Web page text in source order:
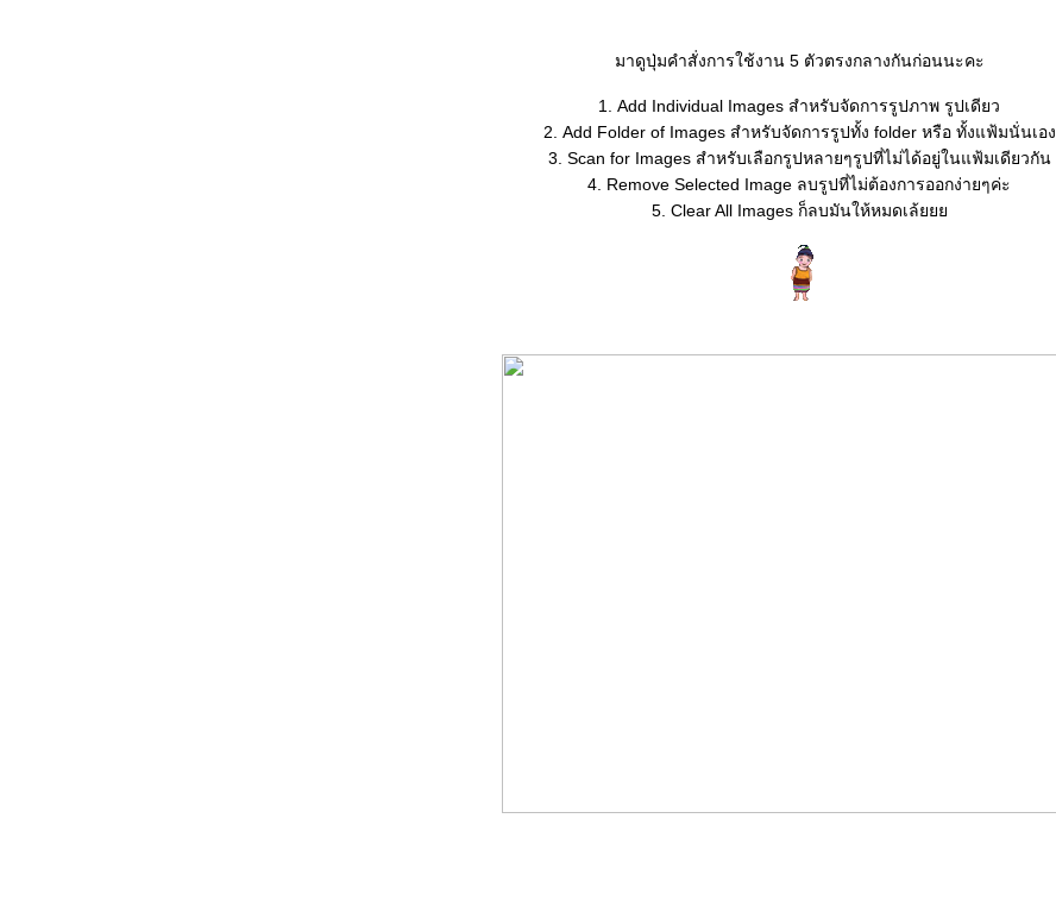
มาดูปุ่มคำสั่งการใช้งาน 5 ตัวตรงกลางกันก่อนนะคะ
1. Add Individual Images สำหรับจัดการรูปภาพ รูปเดียว
2. Add Folder of Images สำหรับจัดการรูปทั้ง folder หรือ ทั้งแฟ้มนั่นเอง
3. Scan for Images สำหรับเลือกรูปหลายๆรูปที่ไม่ได้อยู่ในแฟ้มเดียวกัน
4. Remove Selected Image ลบรูปที่ไม่ต้องการออกง่ายๆค่ะ
5. Clear All Images ก็ลบมันให้หมดเล้